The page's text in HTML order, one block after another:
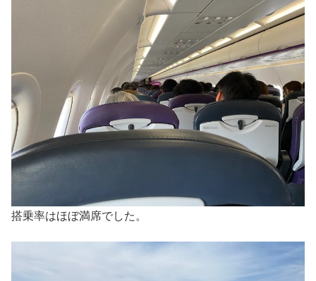
搭乗率はほぼ満席でした。